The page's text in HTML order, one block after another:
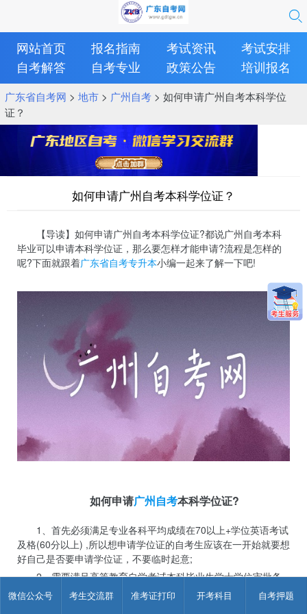
微信公众号 考生交流群 准考证打印 开考科目 自考押题
网站首页 报名指南 考试资讯
考试安排
自考解答
自考专业 政策公告 培训报名
广东省自考网 > 地市> 广州自考> 如何申请广州自考本科学位
证？
如何申请广州自考本科学位证？
【导读】如何申请广州自考本科学位证?都说广州自考本科
毕业可以申请本科学位证，那么要怎样才能申请?流程是怎样的
呢?下面就跟着广东省自考专升本小编一起来了解一下吧!
如何申请广州自考本科学位证?
1、首先必须满足专业各科平均成绩在70以上+学位英语考试
及格(60分以上) ,所以想申请学位证的自考生应该在一开始就要想
好自己是否要申请学位证，不要临时起意;
2、需要满足高等教育自学考试本科毕业生学士学位审批条
件(①已通过毕业论文答辩符合本科段(或独立本科段)毕业条件;②